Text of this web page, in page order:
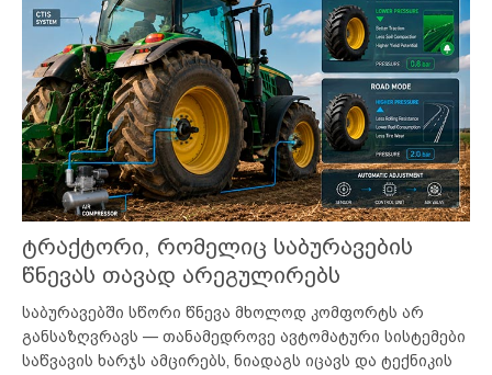
ტრაქტორი, რომელიც საბურავების
წნევას თავად არეგულირებს
საბურავებში სწორი წნევა მხოლოდ კომფორტს არ
განსაზღვრავს — თანამედროვე ავტომატური სისტემები
საწვავის ხარჯს ამცირებს, ნიადაგს იცავს და ტექნიკის